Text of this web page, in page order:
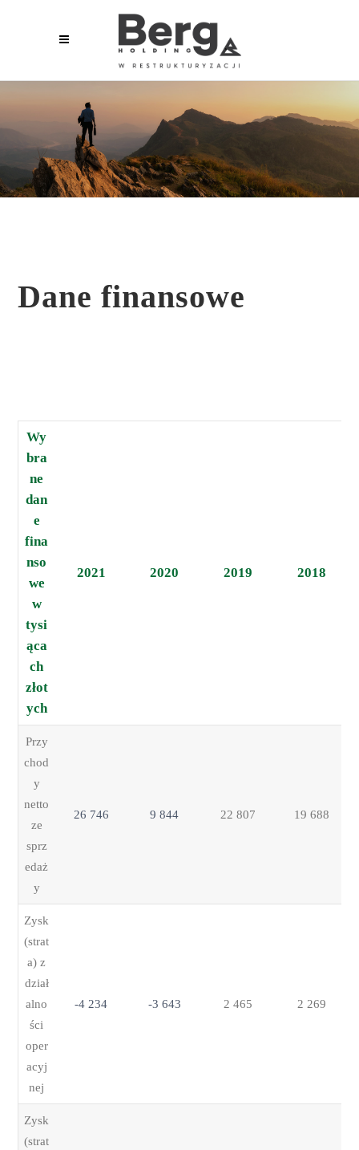
Dane finansowe
Wy
bra
ne
dan
e
fina
nso
we
w
tysi
ąca
ch
złot
ych
2021 2020 2019 2018
Przy
chod
y
netto
ze
sprz
edaż
y
26 746 9 844 22 807 19 688
Zysk
(strat
a) z
dział
alno
ści
oper
acyj
nej
-4 234 -3 643 2 465 2 269
Zysk
(strat